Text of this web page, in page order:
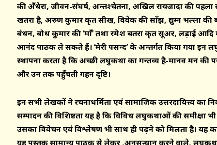
की अँधेरा, जीवन-संघर्ष, अन्तश्चेतना, अखिल रायजादा की पहला
खतरा है, अरुण कुमार कृत सीख, विवेक की साँझ, प्रद्युम्न भल्ला
बंधन, प्रबोध कुमार की ‘माँ’ तथा रमेश बतरा कृत सूअर, लड़ाई
आनंद पाठक ले सकते हैं। ‘मेरी पसन्द’ के अन्तर्गत किया गया
स्थापना करता है कि अच्छी लघुकथा का गन्तव्य है-मानव मन की
और उन तक पहुँचती गहन दृष्टि।
इन सभी लेखकों ने रचनाधर्मिता एवं सामाजिक उत्तरदायित्त्व का
सम्पादन की विशिष्टता यह है कि विविध लघुकथाओं की समीक्षा
उसका विवेचन एवं विश्लेषण भी साथ ही पढ़ने को मिलता है। यह
यह पुस्तक सामान्य पाठक से लेकर ,अनुसन्धान करने वाले, लघुकथा